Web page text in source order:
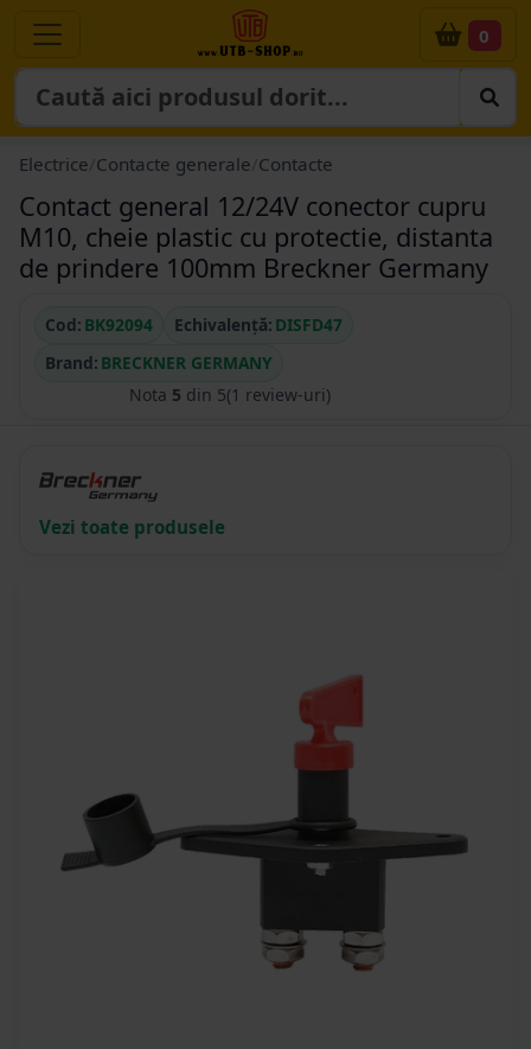
0
Electrice Contacte generale Contacte
Contact general 12/24V conector cupru
M10, cheie plastic cu protectie, distanta
de prindere 100mm Breckner Germany
Cod: BK92094 Echivalență: DISFD47
Brand: BRECKNER GERMANY
Nota 5 din 5(1 review-uri)
Vezi toate produsele